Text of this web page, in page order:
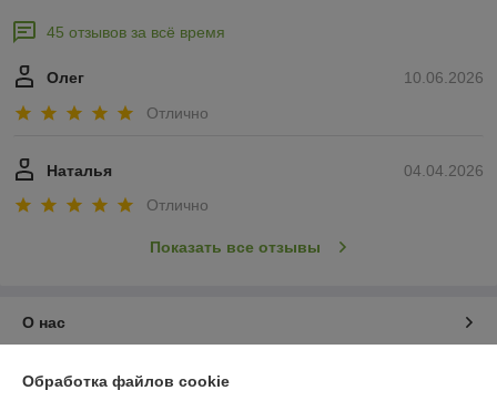
45 отзывов за всё время
10.06.2026
Олег
Отлично
04.04.2026
Наталья
Отлично
Показать все отзывы
О нас
Контакты
Обработка файлов cookie